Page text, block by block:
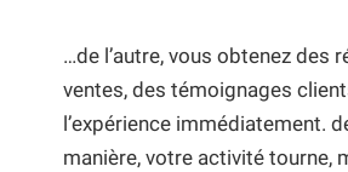
…de l’autre, vous obtenez des
ventes, des témoignages
l’expérience immédiatement.
manière, votre activité tourne,